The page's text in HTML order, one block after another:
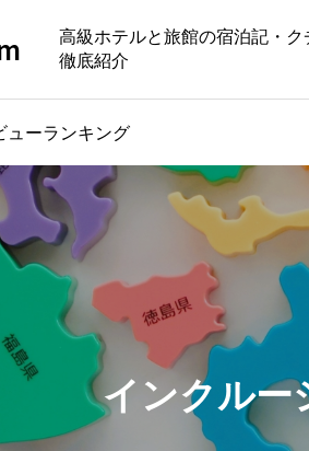
高級ホテルと旅館の宿泊記・
徹底紹介
ューランキング
インクルー